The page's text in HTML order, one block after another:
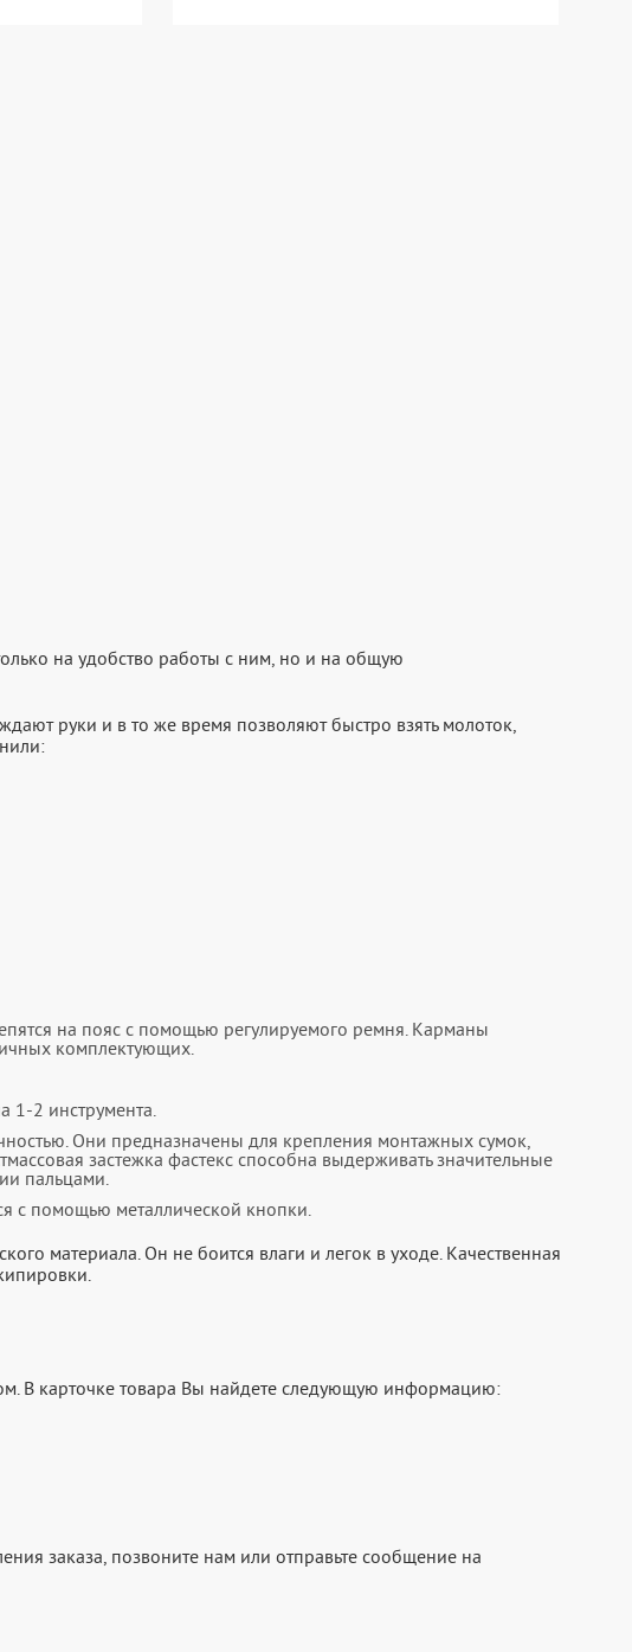
на удобство работы с ним, но и на общую
руки и в то же время позволяют быстро взять молоток,
на пояс с помощью регулируемого ремня. Карманы
комплектующих.
1-2 инструмента.
Они предназначены для крепления монтажных сумок,
застежка фастекс способна выдерживать значительные
пальцами.
с помощью металлической кнопки.
материала. Он не боится влаги и легок в уходе. Качественная
В карточке товара Вы найдете следующую информацию:
заказа, позвоните нам или отправьте сообщение на